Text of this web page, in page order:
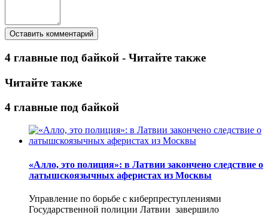
4 главные под байкой - Читайте также
Читайте также
4 главные под байкой
«Алло, это полиция»: в Латвии закончено следствие о
латышскоязычных аферистах из Москвы
Управление по борьбе с киберпреступлениями
Государственной полиции Латвии завершило